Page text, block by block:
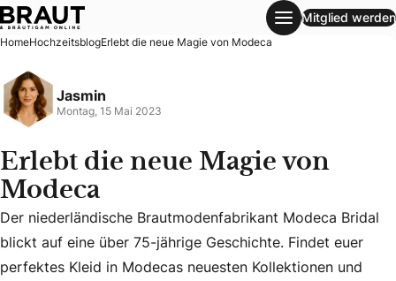
Erlebt die neue Magie von Modeca
Mitglied werden
HomeHochzeitsblogErlebt die neue Magie von Modeca
Jasmin
Montag, 15 Mai 2023
Erlebt die neue Magie von
Modeca
Der niederländische Brautmodenfabrikant Modeca Bridal
Der niederländische Brautmodenfabrikant Modeca Bridal
blickt auf eine über 75-jährige Geschichte. Findet euer
perfektes Kleid in Modecas neuesten Kollektionen und